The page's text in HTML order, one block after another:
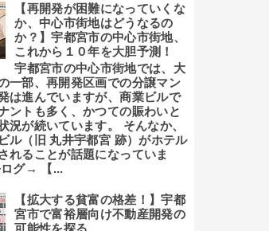
【再開発が困難になっていくな
か、中心市街地はどうなるの
か？】宇都宮市の中心市街地、
これから１０年を大胆予測！
宇都宮市の中心市街地では、大
一部、再開発区画での分譲マン
は進んでいますが、商業ビルで
ントも多く、かつての賑わいと
況が続いています。 そんなか、
ル（旧 丸井宇都宮 跡）がホテル
れることが話題になっていま
グ→ 【...
【拡大する貧富の格差！】宇都
宮市で富裕層向け不動産開発の
可能性を探る